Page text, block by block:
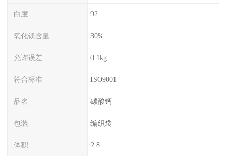
白度 92
氧化镁含量 30%
允许误差 0.1kg
符合标准 ISO9001
品名 碳酸钙
包装 编织袋
体积 2.8